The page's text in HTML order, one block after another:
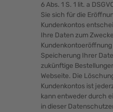
6 Abs. 1 S. 1 lit. a
Sie sich für die
Kundenkontos
Ihre Daten zum
Speicherung Ihrer
zukünftige
Webseite. Die
Kundenkontos ist
kann entweder durch
in dieser